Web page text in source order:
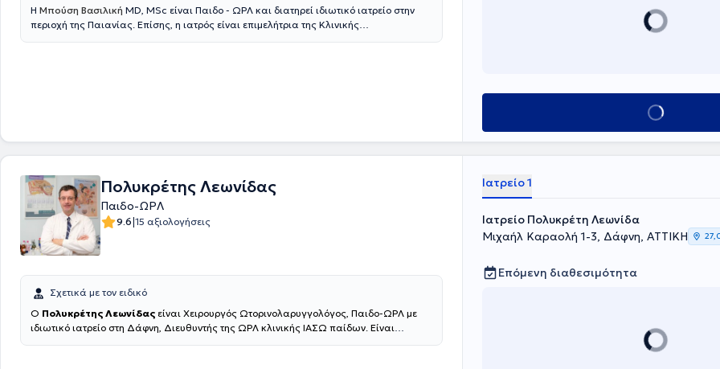
Η Μπούση Βασιλική MD, MSc είναι Παιδο - ΩΡΛ και διατηρεί ιδιωτικό ιατρείο στην
περιοχή της Παιανίας. Επίσης, η ιατρός είναι επιμελήτρια της Κλινικής
Πανεπιστημίου Αθηνών (Ε.Κ.Π.Α) στο Γενικό Νοσοκομείο Αθηνών "Ιπποκράτειο". Τέλος,
η ιατρός φροντίζει ενεργά να παρακολουθεί τις εξελίξεις στον τομέα της με συμμετοχή
Κλείσε ραντεβού
Πολυκρέτης Λεωνίδας
Παιδο-ΩΡΛ
9.6|15 αξιολογήσεις
Σχετικά με τον ειδικό
Ο Πολυκρέτης Λεωνίδας είναι Χειρουργός Ωτορινολαρυγγολόγος, Παιδο-ΩΡΛ με
ιδιωτικό ιατρείο στη Δάφνη, Διευθυντής της ΩΡΛ κλινικής ΙΑΣΩ παίδων. Είναι
Ιατρείο 1
Ιατρείο Πολυκρέτη Λεωνίδα
Μιχαήλ Καραολή 1-3, Δάφνη, ΑΤΤΙΚΗ
Επόμενη διαθεσιμότητα